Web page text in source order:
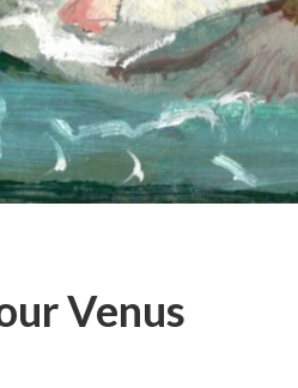
Venus